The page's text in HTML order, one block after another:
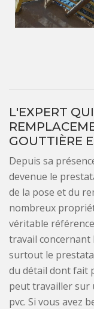
L'EXPERT
GOUTTIÈRE
Depuis sa
devenue le
de la pose et du
nombreux
véritable
travail concernant
surtout le
du détail dont fait
peut travailler sur
pvc. Si vous avez